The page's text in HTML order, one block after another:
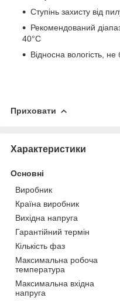
Ступінь захисту від
Рекомендований
40°C
Відносна вологість,
Приховати
Характеристики
Основні
Виробник
Країна виробник
Вихідна напруга
Гарантійний термін
Кількість фаз
Максимальна робоча
температура
Максимальна вхідна
напруга